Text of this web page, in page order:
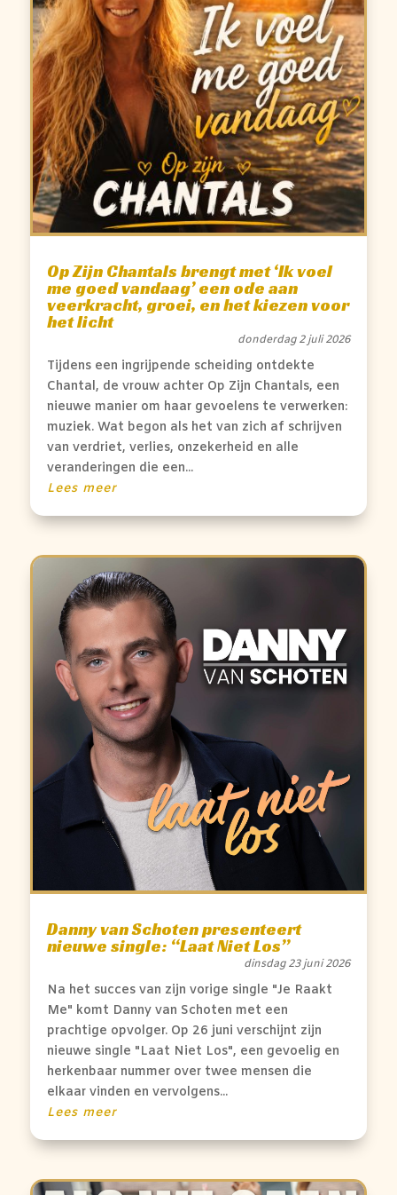
Op Zijn Chantals brengt met ‘Ik voel
me goed vandaag’ een ode aan
veerkracht, groei, en het kiezen voor
het licht
donderdag 2 juli 2026
Tijdens een ingrijpende scheiding ontdekte
Chantal, de vrouw achter Op Zijn Chantals, een
nieuwe manier om haar gevoelens te verwerken:
muziek. Wat begon als het van zich af schrijven
van verdriet, verlies, onzekerheid en alle
veranderingen die een...
Lees meer
Danny van Schoten presenteert
nieuwe single: “Laat Niet Los”
dinsdag 23 juni 2026
Na het succes van zijn vorige single "Je Raakt
Me" komt Danny van Schoten met een
prachtige opvolger. Op 26 juni verschijnt zijn
nieuwe single "Laat Niet Los", een gevoelig en
herkenbaar nummer over twee mensen die
elkaar vinden en vervolgens...
Lees meer